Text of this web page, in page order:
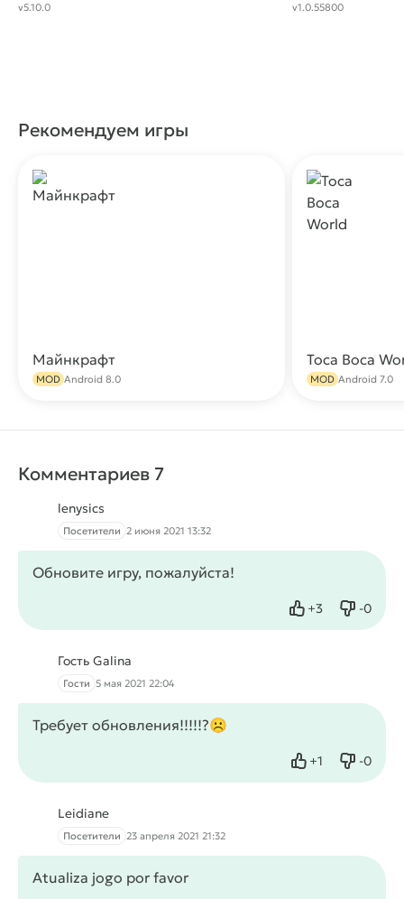
v5.10.0 v1.0.55800
Рекомендуем игры
Майнкрафт
MOD Android 8.0
Toca Boca
MOD Android 7.0
Комментариев 7
lenysics
Посетители 2 июня 2021 13:32
Обновите игру, пожалуйста!
+3
Нравится -0
Не
Гость Galina
Гости 5 мая 2021 22:04
Требует обновления!!!!!?☹️
+1
Нравится -0
Не
Leidiane
Посетители 23 апреля 2021 21:32
Atualiza jogo por favor